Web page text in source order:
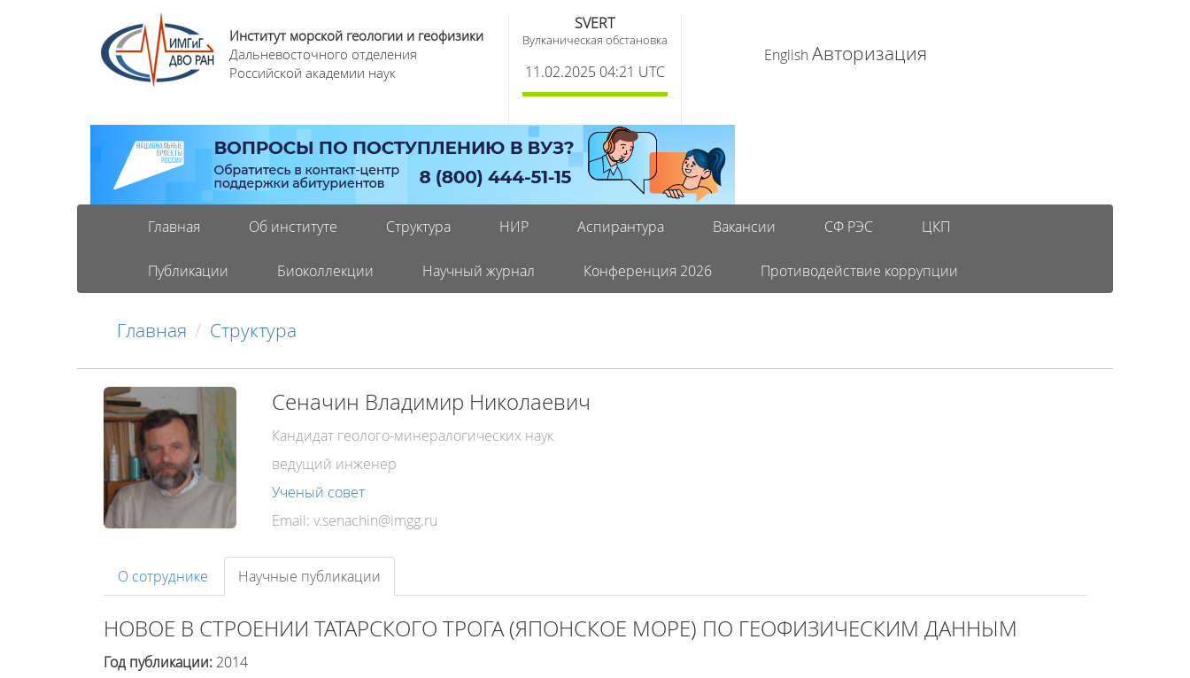
Институт морской геологии и геофизики
Дальневосточного отделения
Российской академии наук
SVERT
Вулканическая обстановка
11.02.2025 04:21 UTC
English Авторизация
Главная Об институте Структура НИР Аспирантура Вакансии СФ РЭС ЦКП
Публикации Биоколлекции Научный журнал Конференция 2026 Противодействие коррупции
Главная Структура
Сеначин Владимир Николаевич
Кандидат геолого-минералогических наук
ведущий инженер
Ученый совет
Email:
О сотруднике Научные публикации
НОВОЕ В СТРОЕНИИ ТАТАРСКОГО ТРОГА (ЯПОНСКОЕ МОРЕ) ПО ГЕОФИЗИЧЕСКИМ ДАННЫМ
Год публикации: 2014